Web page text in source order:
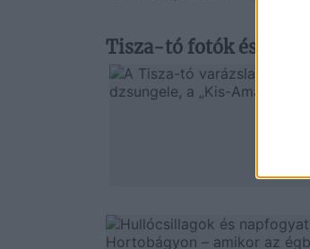
Tisza-tó fotók és videók